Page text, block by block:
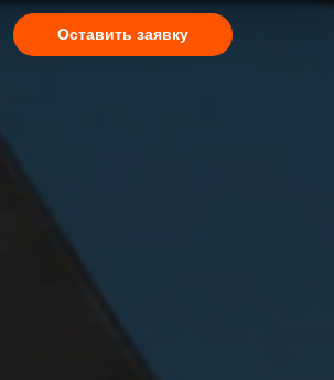
Оставить заявку